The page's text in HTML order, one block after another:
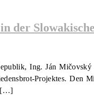
der
Ing. Ján
Projektes.
[…]